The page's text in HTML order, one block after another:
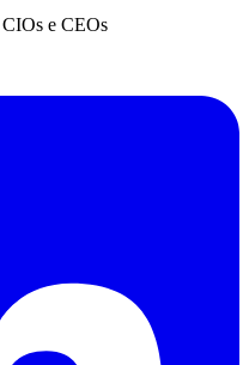
e CEOs